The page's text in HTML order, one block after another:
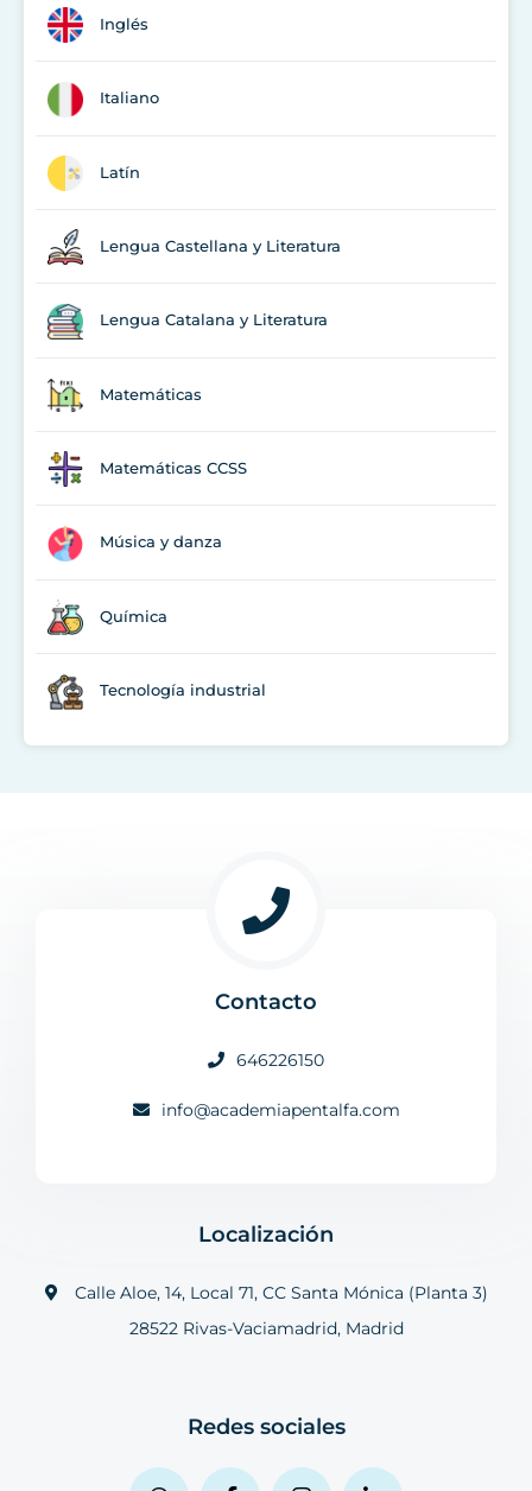
Inglés
Italiano
Latín
Lengua Castellana y Literatura
Lengua Catalana y Literatura
Matemáticas
Matemáticas CCSS
Música y danza
Química
Tecnología industrial
Contacto
646226150
info@academiapentalfa.com
Localización
Calle Aloe, 14, Local 71, CC Santa Mónica (Planta 3)
28522 Rivas-Vaciamadrid, Madrid
Redes sociales